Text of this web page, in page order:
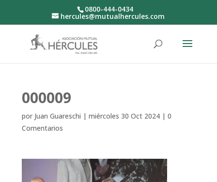
0800-444-0434
hercules@mutualhercules.com
000009
por Juan Guareschi | miércoles 30 Oct 2024| 0
Comentarios